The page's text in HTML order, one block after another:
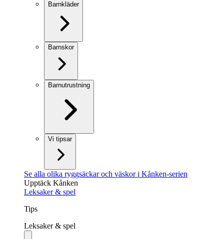
Barnkläder
Barnskor
Barnutrustning
Vi tipsar
Se alla olika ryggsäckar och väskor i Kånken-serien
Upptäck Kånken
Leksaker & spel
Tips
Leksaker & spel